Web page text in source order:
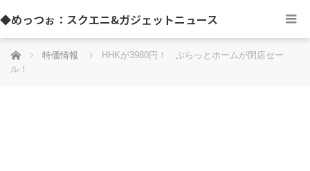
◆めっつぉ：スクエニ&ガジェットニュース
ホーム 特価情報
HHKが3980円！ ぷらっとホームが閉店セー
ル！